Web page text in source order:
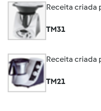
Receita criada
TM31
Receita criada
TM21